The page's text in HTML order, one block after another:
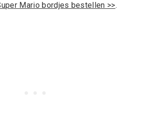
Mario bordjes bestellen >>.